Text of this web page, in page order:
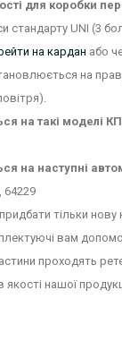
для коробки
стандарту UNI (3
на кардан або
на
на такі моделі
на наступні
64229
тільки
вам
проходять
нашої